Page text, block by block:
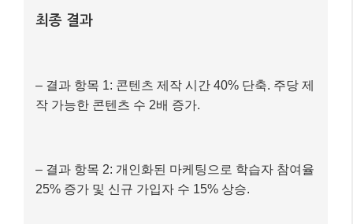
최종 결과
– 결과 항목 1: 콘텐츠 제작 시간 40% 단축. 주당 제
작 가능한 콘텐츠 수 2배 증가.
– 결과 항목 2: 개인화된 마케팅으로 학습자 참여율
25% 증가 및 신규 가입자 수 15% 상승.